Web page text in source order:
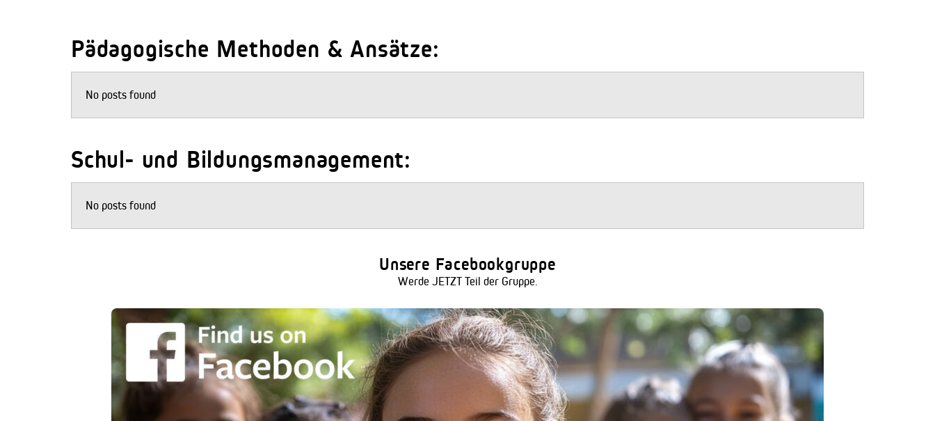
Pädagogische Methoden & Ansätze:
No posts found
Schul- und Bildungsmanagement:
No posts found
Unsere Facebookgruppe
Werde JETZT Teil der Gruppe.